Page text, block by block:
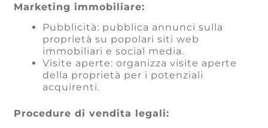
Marketing immobiliare:
Pubblicità: pubblica annunci sulla
proprietà su popolari siti web
immobiliari e social media.
Visite aperte: organizza visite aperte
della proprietà per i potenziali
acquirenti.
Procedure di vendita legali: